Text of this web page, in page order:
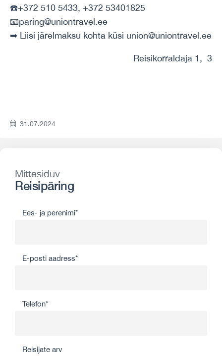
☎️+372 510 5433, +372 53401825
📧paring@uniontravel.ee
➡ Liisi järelmaksu kohta küsi union@uniontravel.ee
Reisikorraldaja 1, 3
31.07.2024
Mittesiduv
Reisipäring
Ees- ja perenimi*
E-posti aadress*
Telefon*
Reisijate arv